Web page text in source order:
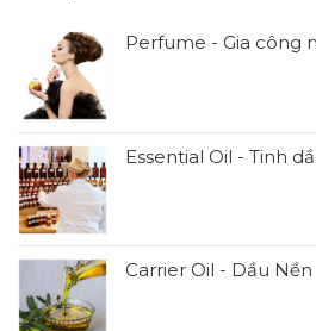
Perfume - Gia công
Essential Oil - Tinh
Carrier Oil - Dầu Nền